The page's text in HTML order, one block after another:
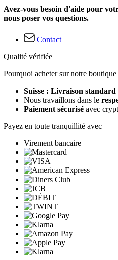
Avez-vous besoin d'aide pour
nous poser vos questions.
Contact
Qualité vérifiée
Pourquoi acheter sur notre boutique
Suisse : Livraison
Nous travaillons dans le
Paiement sécurisé avec
Payez en toute tranquillité avec
Virement bancaire